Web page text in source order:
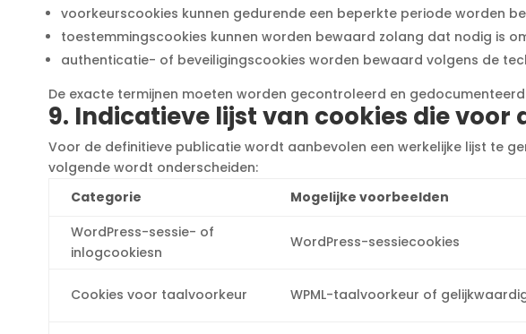
voorkeurscookies kunnen gedurende een beperkte periode worden
toestemmingscookies kunnen worden bewaard zolang dat nodig is
authenticatie- of beveiligingscookies worden bewaard volgens de
De exacte termijnen moeten worden gecontroleerd en
9. Indicatieve lijst van cookies die
Voor de definitieve publicatie wordt aanbevolen een werkelijke lijst te
volgende wordt onderscheiden:
Categorie
Mogelijke voorbeelden
WordPress-sessie- of
inlogcookiesn
WordPress-sessiecookies
Cookies voor taalvoorkeur WPML-taalvoorkeur of